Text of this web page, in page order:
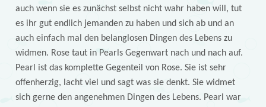
auch wenn sie es zunächst selbst nicht wahr haben will, tut
es ihr gut endlich jemanden zu haben und sich ab und an
auch einfach mal den belanglosen Dingen des Lebens zu
widmen. Rose taut in Pearls Gegenwart nach und nach auf.
Pearl ist das komplette Gegenteil von Rose. Sie ist sehr
offenherzig, lacht viel und sagt was sie denkt. Sie widmet
sich gerne den angenehmen Dingen des Lebens. Pearl war